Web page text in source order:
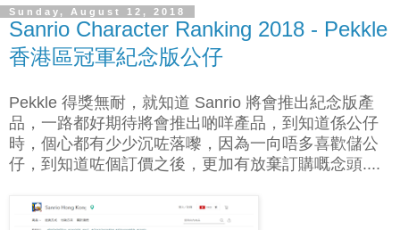
Sunday, August 12, 2018
Sanrio Character Ranking 2018 - Pekkle
香港區冠軍紀念版公仔
Pekkle 得獎無耐，就知道 Sanrio 將會推出紀念版產
品，一路都好期待將會推出啲咩產品，到知道係公仔
時，個心都有少少沉咗落嚟，因為一向唔多喜歡儲公
仔，到知道咗個訂價之後，更加有放棄訂購嘅念頭....